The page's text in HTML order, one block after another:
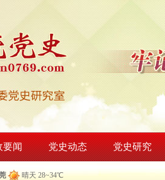
要闻 党史动态 党史研究
晴天 28~34℃